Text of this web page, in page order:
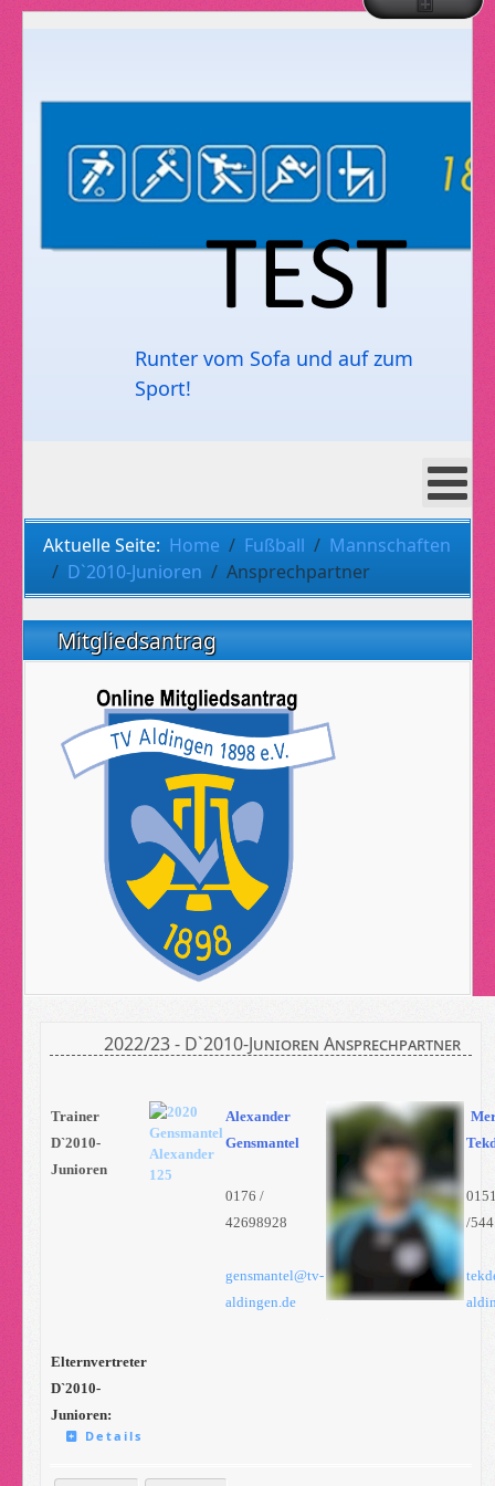
Runter vom Sofa und auf zum
Sport!
Aktuelle Seite: Home Fußball
Mannschaften
D`2010-Junioren
Ansprechpartner
Mitgliedsantrag
2022/23 - D`2010-Junioren Ansprechpartner
Trainer
D`2010-
Junioren
Alexander
Gensmantel
0176 /
42698928
gensmantel@tv-
aldingen.de
/
Elternvertreter
D`2010-
Junioren:
Details